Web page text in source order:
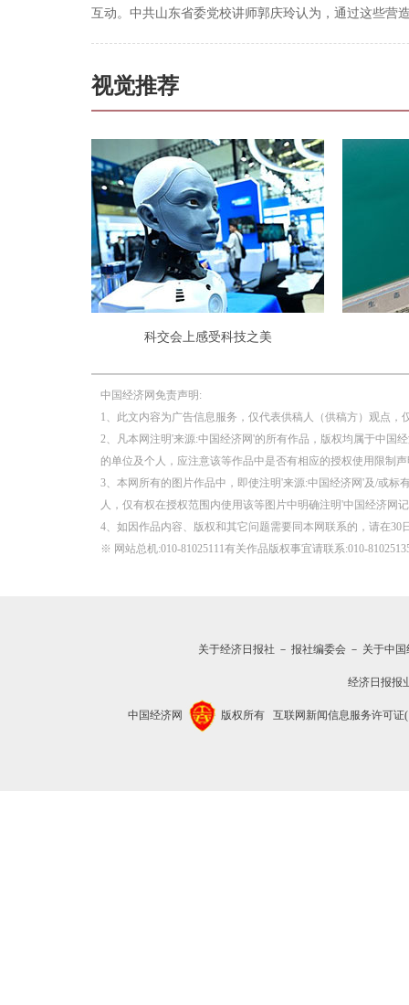
互动。中共山东省委党校讲师郭庆玲认为，通过这些营
视觉推荐
科交会上感受科技之美
中国经济网免责声明:
1、此文内容为广告信息服务，仅代表供稿人（供稿方）观点，
2、凡本网注明'来源:中国经济网'的所有作品，版权均属于中国
的单位及个人，应注意该等作品中是否有相应的授权使用限制
3、本网所有的图片作品中，即使注明'来源:中国经济网'及/或标
人，仅有权在授权范围内使用该等图片中明确注明'中国经济网
4、如因作品内容、版权和其它问题需要同本网联系的，请在30
※ 网站总机:010-81025111有关作品版权事宜请联系:010-
关于经济日报社 － 报社编委会 － 关于中
经济日报报
中国经济网 版权所有 互联网新闻信息服务许可证